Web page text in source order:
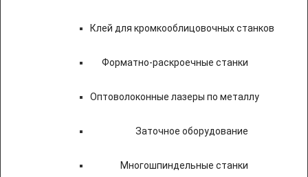
Клей для кромкооблицовочных станков
Форматно-раскроечные станки
Оптоволоконные лазеры по металлу
Заточное оборудование
Многошпиндельные станки